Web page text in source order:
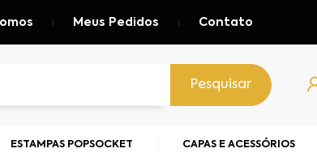
Meus Pedidos Contato
Pesquisar
ESTAMPAS POPSOCKET CAPAS E ACESSÓRIOS